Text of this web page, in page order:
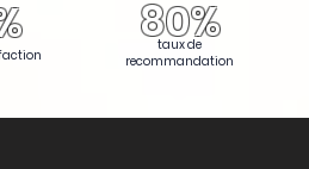
80%
taux de
recommandation